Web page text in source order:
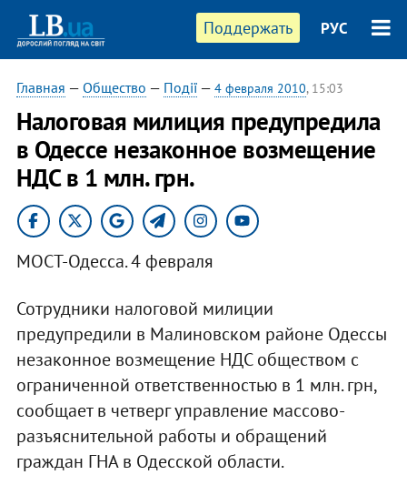
Поддержать РУС
Главная — Общество — Події— 4 февраля 2010, 15:03
Налоговая милиция предупредила
в Одессе незаконное возмещение
НДС в 1 млн. грн.
МОСТ-Одесса. 4 февраля
Сотрудники налоговой милиции
предупредили в Малиновском районе Одессы
незаконное возмещение НДС обществом с
ограниченной ответственностью в 1 млн. грн,
сообщает в четверг управление массово-
разъяснительной работы и обращений
граждан ГНА в Одесской области.